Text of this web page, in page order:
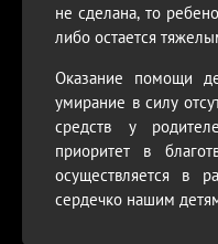
не сделана, то
либо остается
Оказание помощи
умирание в силу
средств у
приоритет в
осуществляется в
сердечко нашим